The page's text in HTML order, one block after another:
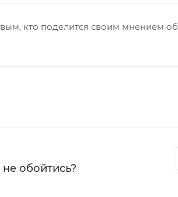
кто поделится своим мнением об
обойтись?